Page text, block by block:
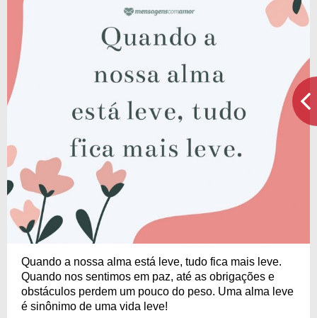
Quando a nossa alma está leve, tudo fica mais leve.
Quando nos sentimos em paz, até as obrigações e
obstáculos perdem um pouco do peso. Uma alma leve
é sinônimo de uma vida leve!